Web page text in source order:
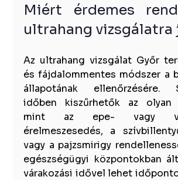
Miért érdemes
ultrahang vizsgálatra
Az ultrahang vizsgálat Győr
és fájdalommentes módszer a
állapotának ellenőrzésére.
időben kiszűrhetők az olyan
mint az epe- vagy
érelmeszesedés, a
vagy a pajzsmirigy
egészségügyi központokban
várakozási idővel lehet